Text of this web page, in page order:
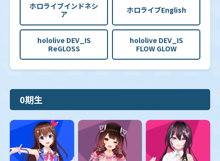
ホロライブインドネシ
ア
ホロライブEnglish
hololive DEV_IS
ReGLOSS
hololive DEV_IS
FLOW GLOW
0期生